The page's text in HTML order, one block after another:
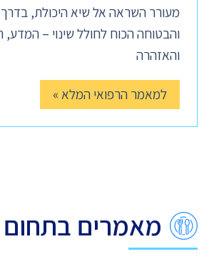
מעורר השראה אל שיא היכולת,
והבטוחה הכוח לחולל שינוי – המדע,
והאזהרה
למאמר הרפואי המלא »
מאמרים בתחום